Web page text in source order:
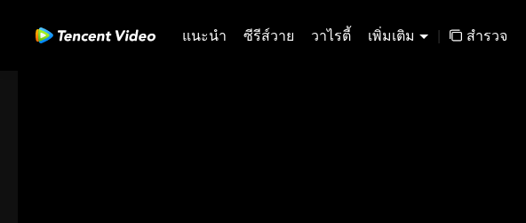
แนะนำ ซีรีส์วาย วาไรตี้ เพิ่มเติม | สำรวจ